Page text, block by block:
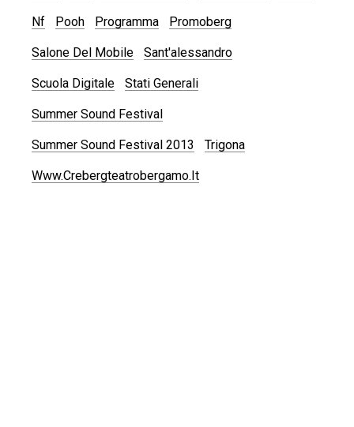
Nf Pooh Programma Promoberg
Salone Del Mobile Sant'alessandro
Scuola Digitale Stati Generali
Summer Sound Festival
Summer Sound Festival 2013 Trigona
Www.crebergteatrobergamo.it